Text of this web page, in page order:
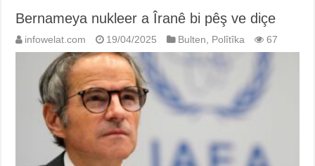
Bernameya nukleer a Îranê bi pêş ve diçe
infowelat.com 19/04/2025 Bulten Polîtîka 67